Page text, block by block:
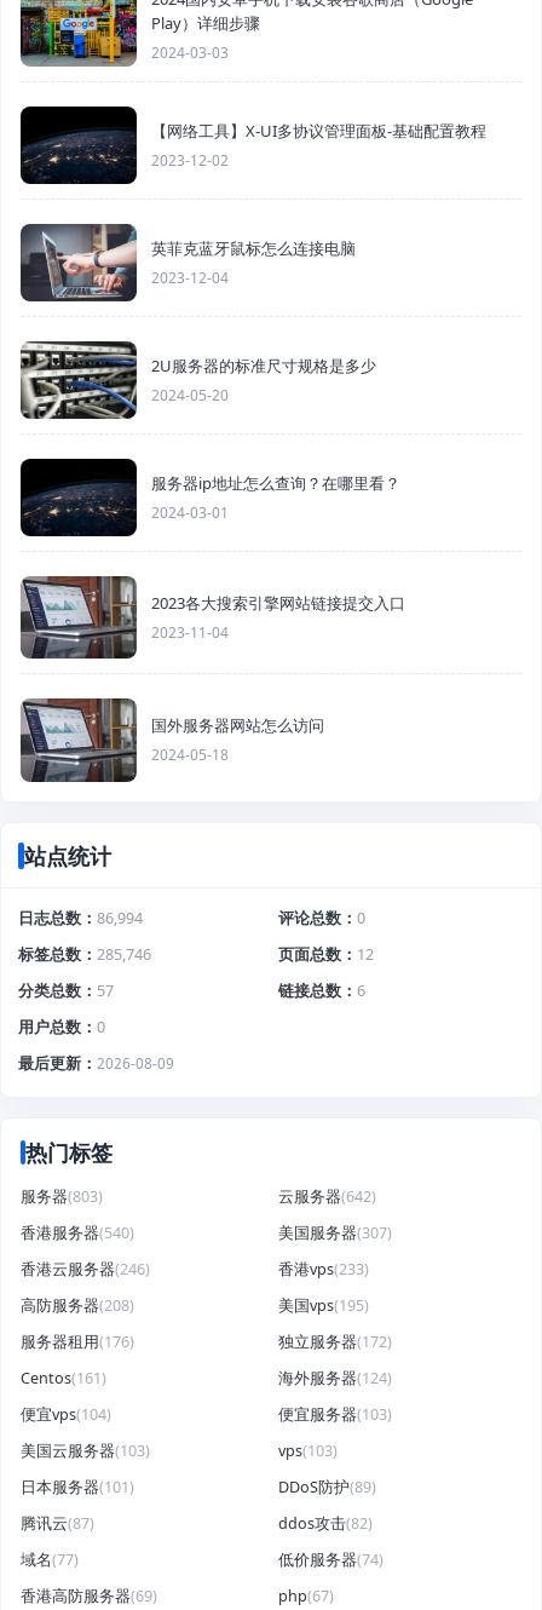
Play）详细步骤
2024-03-03
【网络工具】X-UI多协议管理面板-基础配置教程
2023-12-02
英菲克蓝牙鼠标怎么连接电脑
2023-12-04
2U服务器的标准尺寸规格是多少
2024-05-20
服务器ip地址怎么查询？在哪里看？
2024-03-01
2023各大搜索引擎网站链接提交入口
2023-11-04
国外服务器网站怎么访问
2024-05-18
站点统计
日志总数 86,994 评论总数
0
标签总数
285,746 页面总数
12
分类总数
57 链接总数
6
用户总数
0
最后更新
2026-08-09
热门标签
服务器(803) 云服务器(642)
香港服务器(540) 美国服务器(307)
香港云服务器(246) 香港vps(233)
高防服务器(208) 美国vps(195)
服务器租用(176) 独立服务器(172)
Centos(161) 海外服务器(124)
便宜vps(104) 便宜服务器(103)
美国云服务器(103) vps(103)
日本服务器(101) DDoS防护(89)
腾讯云(87) ddos攻击(82)
域名(77) 低价服务器(74)
香港高防服务器(69) php(67)